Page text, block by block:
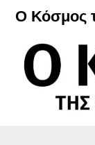
Μετάβαση
περιεχόμενο
Ο Κόσμος